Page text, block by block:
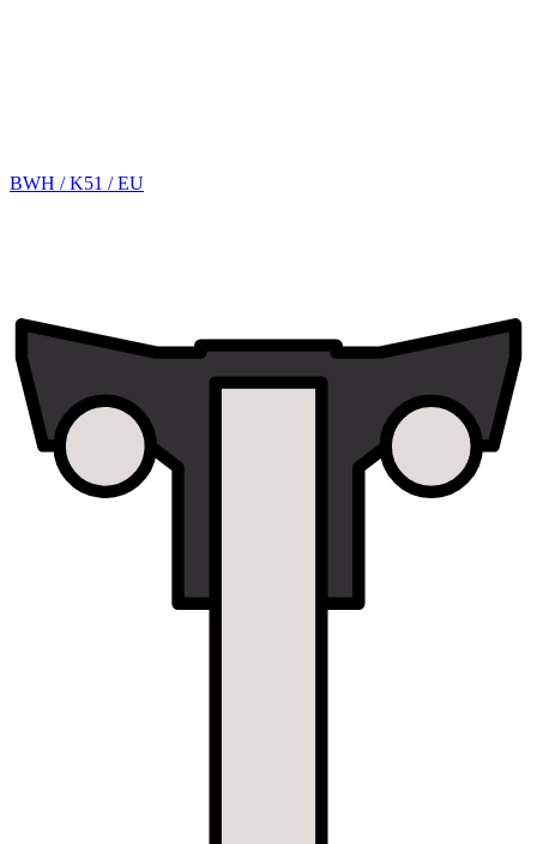
BWH / K51 / EU